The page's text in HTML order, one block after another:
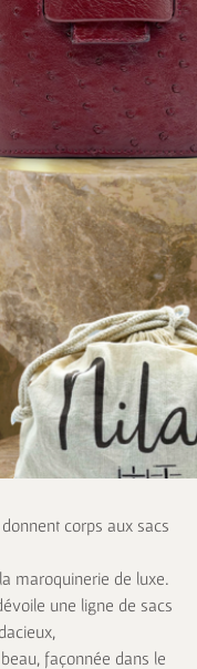
corps aux sacs
maroquinerie de luxe.
une ligne de sacs
façonnée dans le